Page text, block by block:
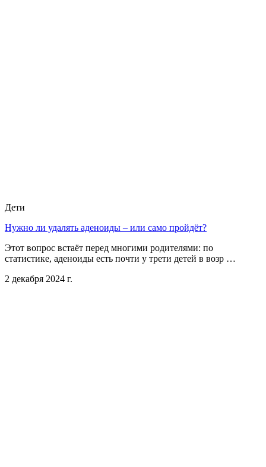
Дети
Нужно ли удалять аденоиды – или само пройдёт?
Этот вопрос встаёт перед многими родителями: по
статистике, аденоиды есть почти у трети детей в возр …
2 декабря 2024 г.